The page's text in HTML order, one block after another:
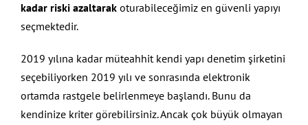
kadar riski azaltarakoturabileceğimiz en güvenli yapıyı
seçmektedir.
2019 yılına kadar müteahhit kendi yapı denetim şirketini
seçebiliyorken 2019 yılı ve sonrasında elektronik
ortamda rastgele belirlenmeye başlandı. Bunu da
kendinize kriter görebilirsiniz. Ancak çok büyük olmayan